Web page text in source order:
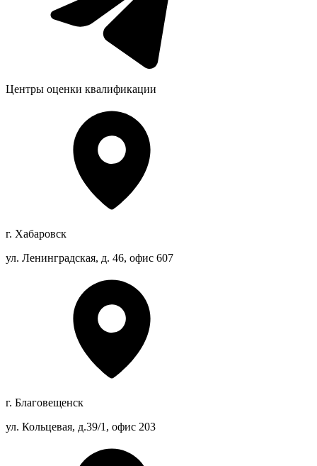
Центры оценки квалификации
г. Хабаровск
ул. Ленинградская, д. 46, офис 607
г. Благовещенск
ул. Кольцевая, д.39/1, офис 203